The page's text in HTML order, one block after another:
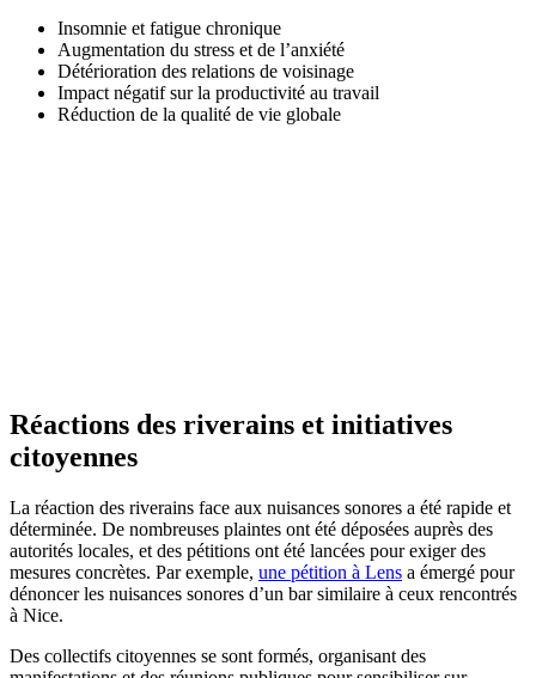
Insomnie et fatigue chronique
Augmentation du stress et de l’anxiété
Détérioration des relations de voisinage
Impact négatif sur la productivité au travail
Réduction de la qualité de vie globale
Réactions des riverains et initiatives
citoyennes
La réaction des riverains face aux nuisances sonores a été rapide et
déterminée. De nombreuses plaintes ont été déposées auprès des
autorités locales, et des pétitions ont été lancées pour exiger des
mesures concrètes. Par exemple, une pétition à Lens a émergé pour
dénoncer les nuisances sonores d’un bar similaire à ceux rencontrés
à Nice.
Des collectifs citoyennes se sont formés, organisant des